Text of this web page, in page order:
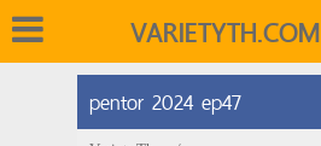
VARIETYTH.COM
pentor 2024 ep47